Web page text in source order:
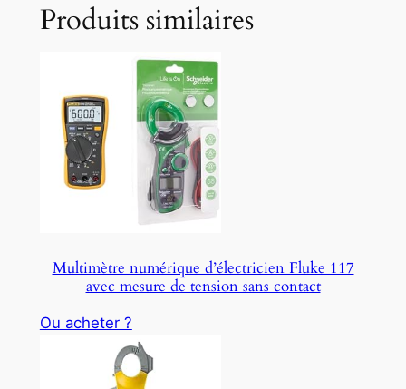
Produits similaires
Multimètre numérique d’électricien Fluke 117
avec mesure de tension sans contact
Ou acheter ?